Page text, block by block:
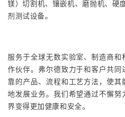
镁）切割机、镶嵌机、磨抛机、硬
剂测试设备。
服务于全球无数实验室、制造商
作伙伴。弗尔德致力于和客户共同
靠的产品、流程和工艺方法，使其
地发展业务。我们希望通过不懈
界变得更加健康和安全。